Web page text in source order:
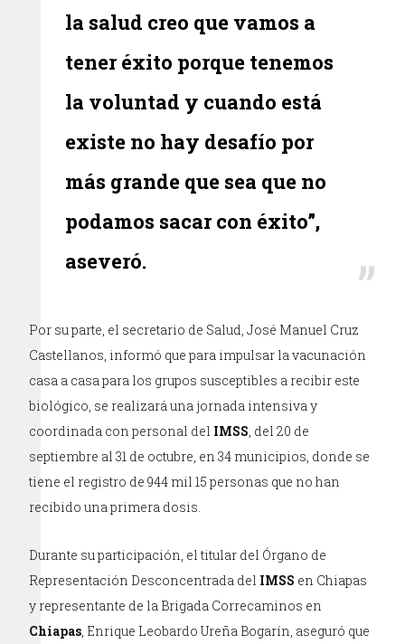
la salud creo que vamos a
tener éxito porque tenemos
la voluntad y cuando está
existe no hay desafío por
más grande que sea que no
podamos sacar con éxito”,
aseveró.
Por su parte, el secretario de Salud, José Manuel Cruz
Castellanos, informó que para impulsar la vacunación
casa a casa para los grupos susceptibles a recibir este
biológico, se realizará una jornada intensiva y
coordinada con personal del IMSS , del 20 de
septiembre al 31 de octubre, en 34 municipios, donde se
tiene el registro de 944 mil 15 personas que no han
recibido una primera dosis.
Durante su participación, el titular del Órgano de
Representación Desconcentrada del IMSS en Chiapas
y representante de la Brigada Correcaminos en
Chiapas , Enrique Leobardo Ureña Bogarín, aseguró que